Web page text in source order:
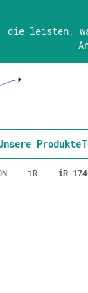
die leisten,
Produkte
iR iR